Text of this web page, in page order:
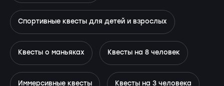
Спортивные квесты для детей и взрослых
Квесты о маньяках Квесты на 8 человек
Иммерсивные квесты Квесты на 3 человека